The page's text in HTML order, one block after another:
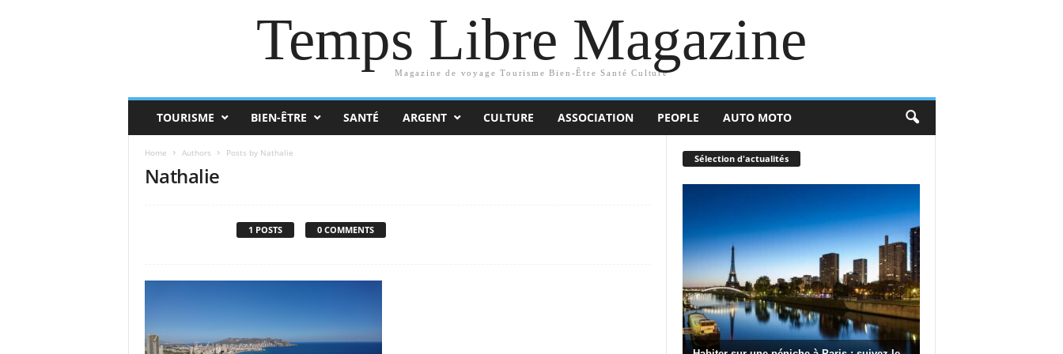
Temps Libre Magazine
Magazine de voyage Tourisme Bien-Être Santé Culture
TOURISME BIEN-ÊTRE SANTÉ ARGENT CULTURE ASSOCIATION PEOPLE AUTO MOTO
Home Authors Posts by Nathalie
Nathalie
1 POSTS 0 COMMENTS
Sélection d'actualités